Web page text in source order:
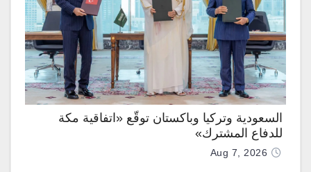
السعودية وتركيا وباكستان توقّع «اتفاقية مكة
للدفاع المشترك»
Aug 7, 2026